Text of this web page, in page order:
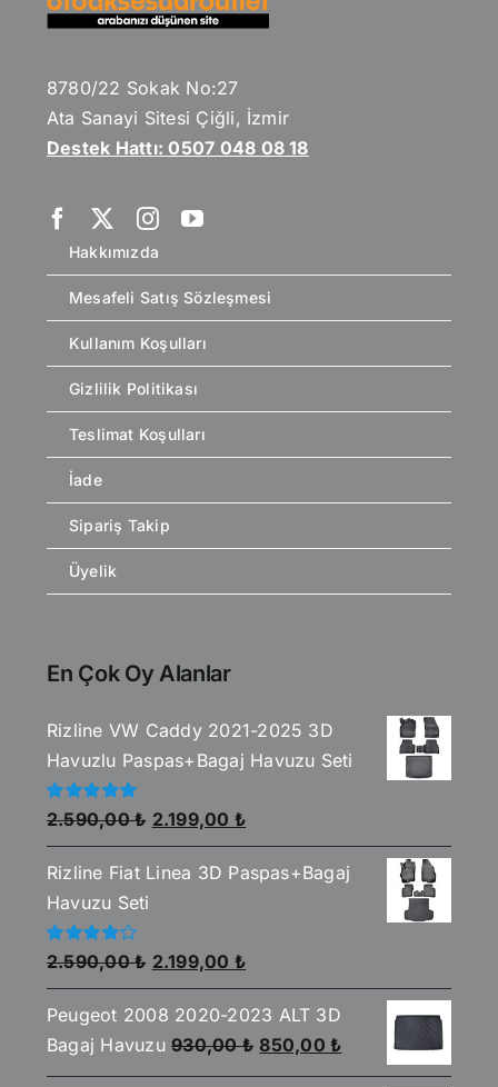
8780/22 Sokak No:27
Ata Sanayi Sitesi Çiğli, İzmir
Destek Hattı: 0507 048 08 18
Hakkımızda
Mesafeli Satış Sözleşmesi
Kullanım Koşulları
Gizlilik Politikası
Teslimat Koşulları
İade
Sipariş Takip
Üyelik
En Çok Oy Alanlar
Rizline VW Caddy 2021-2025 3D
Havuzlu Paspas+Bagaj Havuzu Seti
5
üzerinden
5.00oy aldı
2.590,00₺ Orijinal
fiyat:
2.590,00 ₺.
2.199,00 ₺Şu
andaki
fiyat:
Rizline Fiat Linea 3D Paspas+Bagaj
Havuzu Seti
5
üzerinden
4.00oy
aldı
2.590,00₺ Orijinal
fiyat:
2.590,00 ₺.
2.199,00 ₺Şu
andaki
fiyat:
2.199,00 ₺.
Peugeot 2008 2020-2023 ALT 3D
Bagaj Havuzu 930,00₺ Orijinal
fiyat:
850,00 ₺Şu
andaki